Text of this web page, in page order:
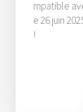
mpatible
e 26 juin
!